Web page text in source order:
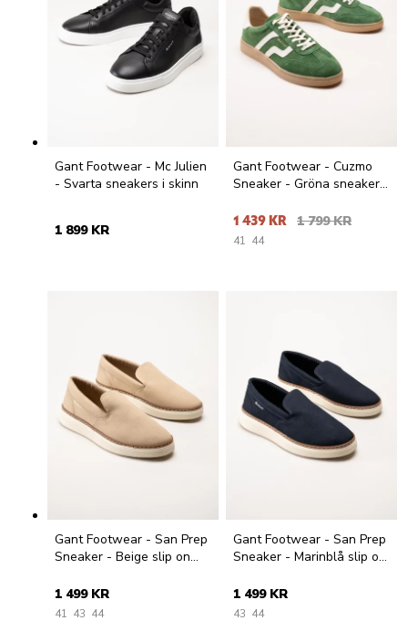
Gant Footwear - Mc Julien
- Svarta sneakers i skinn
1 899 KR
Gant Footwear - Cuzmo
Sneaker - Gröna sneakers
1 439 KR 1 799 KR
41 44
Gant Footwear - San Prep
Sneaker - Beige slip on
1 499 KR
41 43 44
Gant Footwear - San Prep
Sneaker - Marinblå slip on
1 499 KR
43 44